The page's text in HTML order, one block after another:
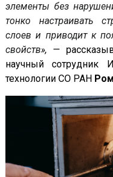
элементы без
тонко настраивать
слоев и приводит к
свойств», —
научный сотрудник
технологии СО РАН